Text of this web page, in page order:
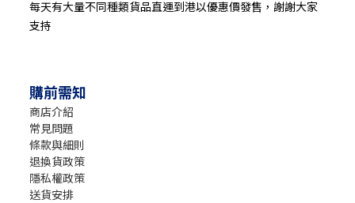
每天有大量不同種類貨品直運到港以優惠價發售，謝謝大家
支持
購前需知
商店介紹
常見問題
條款與細則
退換貨政策
隱私權政策
送貨安排